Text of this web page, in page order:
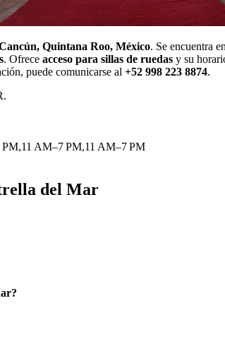
Quintana Roo, México. Se encuentra en
. Ofrece acceso para sillas de ruedas y su
puede comunicarse al +52 998 223 8874.
AM–7 PM,11 AM–7 PM
del Mar